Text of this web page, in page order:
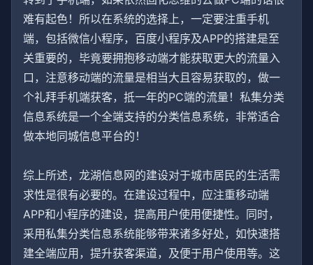
难有起色！所以在系统的选择上，一定要注重手机
端，包括微信小程序，百度小程序及APP的搭建是至
关重要的，毕竟要拥抱移动端才能获取更大的流量入
口，注意移动端的流量是相当大且容易获取的，做一
个礼拜手机端获客，抵一年的PC端的流量！私集分类
信息系统是一个全端支持的分类信息系统，非常适合
做本地同城信息平台的！
综上所述，龙湖信息网的建设对于城市居民的生活需
求性是很有必要的。在建设过程中，应注重移动端
APP和小程序的建设，提高用户使用便捷性。同时，
采用私集分类信息系统能够带来诸多好处，如快速搭
建全端应用，提升获客渠道，及便于用户使用等。这